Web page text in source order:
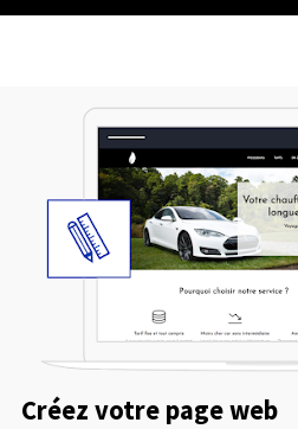
Créez votre page web